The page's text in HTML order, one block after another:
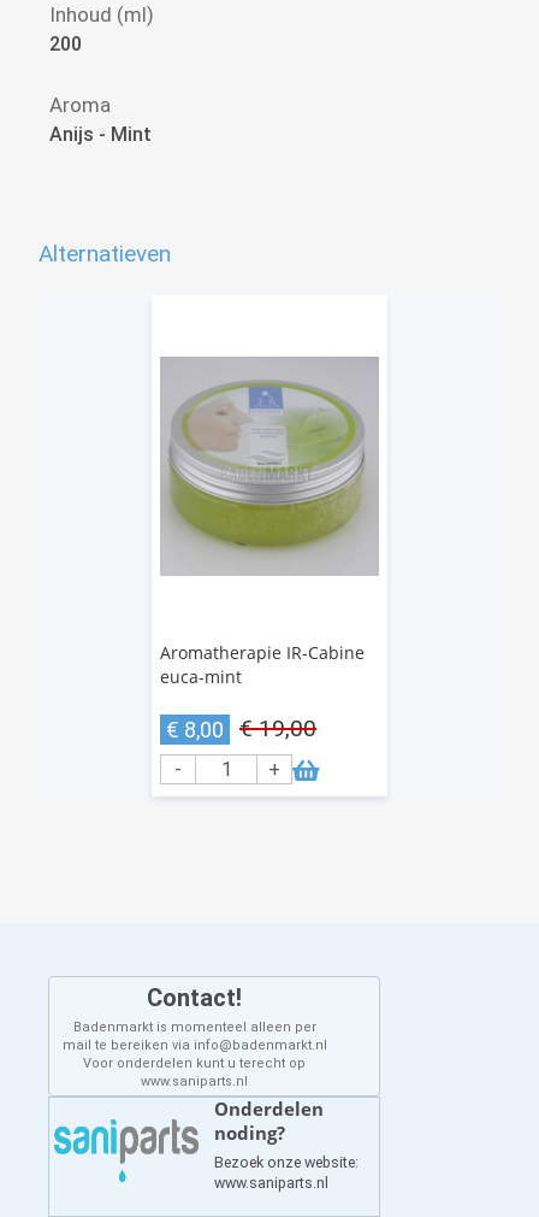
Inhoud (ml)
200
Aroma
Anijs - Mint
Alternatieven
Aromatherapie IR-Cabine
euca-mint
€ 8,00 € 19,00
- +
Contact!
Badenmarkt is momenteel alleen per
mail te bereiken via info@badenmarkt.nl
Voor onderdelen kunt u terecht op
www.saniparts.nl
Onderdelen
noding?
Bezoek onze website:
www.saniparts.nl